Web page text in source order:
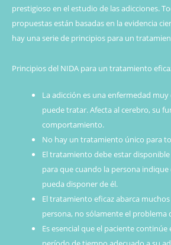
prestigioso en el estudio de las adicciones.
propuestas están basadas en la evidencia
hay una serie de principios para un
Principios del NIDA para un tratamiento
La adicción es una enfermedad
puede tratar. Afecta al cerebro, su
comportamiento.
No hay un tratamiento único para
El tratamiento debe estar
para que cuando la persona
pueda disponer de él.
El tratamiento eficaz abarca
persona, no sólamente el problema
Es esencial que el paciente